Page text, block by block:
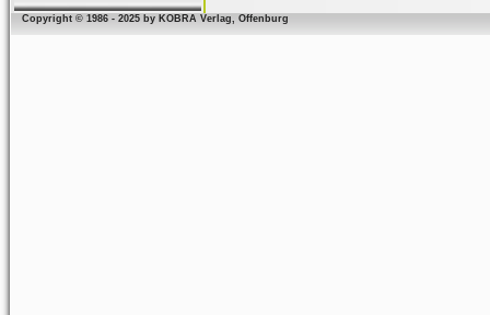
Copyright © 1986 - 2025 by KOBRA Verlag, Offenburg